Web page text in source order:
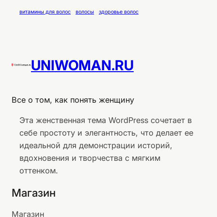
витамины для волос волосы здоровье волос
UNIWOMAN.RU
Все о том, как понять женщину
Эта женственная тема WordPress сочетает в
себе простоту и элегантность, что делает ее
идеальной для демонстрации историй,
вдохновения и творчества с мягким
оттенком.
Магазин
Магазин